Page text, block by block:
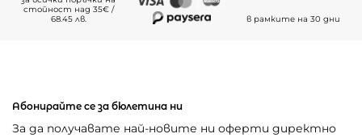
стойност над 35€ /
68.45 лв.
в рамките на 30 дни
Абонирайте се за бюлетина ни
За да получавате най-новите ни оферти директно